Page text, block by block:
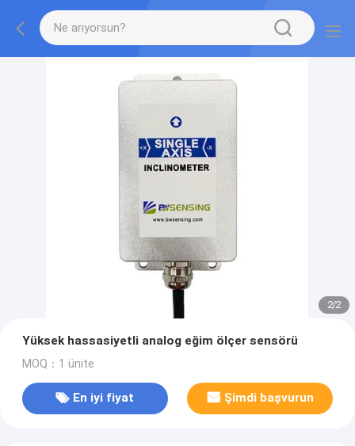
2/2
Yüksek hassasiyetli analog eğim ölçer sensörü
MOQ：1 ünite
En iyi fiyat Şimdi başvurun